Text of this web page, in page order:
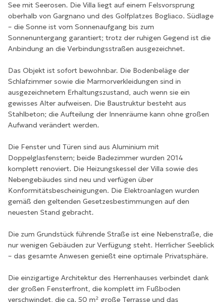
See mit Seerosen. Die Villa liegt auf einem Felsvorsprung
oberhalb von Gargnano und des Golfplatzes Bogliaco. Südlage
– die Sonne ist vom Sonnenaufgang bis zum
Sonnenuntergang garantiert; trotz der ruhigen Gegend ist die
Anbindung an die Verbindungsstraßen ausgezeichnet.
Das Objekt ist sofort bewohnbar. Die Bodenbeläge der
Schlafzimmer sowie die Marmorverkleidungen sind in
ausgezeichnetem Erhaltungszustand, auch wenn sie ein
gewisses Alter aufweisen. Die Baustruktur besteht aus
Stahlbeton; die Aufteilung der Innenräume kann ohne großen
Aufwand verändert werden.
Die Fenster und Türen sind aus Aluminium mit
Doppelglasfenstern; beide Badezimmer wurden 2014
komplett renoviert. Die Heizungskessel der Villa sowie des
Nebengebäudes sind neu und verfügen über
Konformitätsbescheinigungen. Die Elektroanlagen wurden
gemäß den geltenden Gesetzesbestimmungen auf den
neuesten Stand gebracht.
Die zum Grundstück führende Straße ist eine Nebenstraße, die
nur wenigen Gebäuden zur Verfügung steht. Herrlicher Seeblick
– das gesamte Anwesen genießt eine optimale Privatsphäre.
Die einzigartige Architektur des Herrenhauses verbindet dank
der großen Fensterfront, die komplett im Fußboden
verschwindet, die ca. 50 m² große Terrasse und das